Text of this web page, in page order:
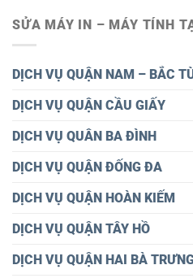
SỬA MÁY IN – MÁY TÍNH
DỊCH VỤ QUẬN NAM – BẮC
DỊCH VỤ QUẬN CẦU GIẤY
DỊCH VỤ QUÂN BA ĐÌNH
DỊCH VỤ QUẬN ĐỐNG ĐA
DỊCH VỤ QUẬN HOÀN KIẾM
DỊCH VỤ QUẬN TÂY HỒ
DỊCH VỤ QUẬN HAI BÀ